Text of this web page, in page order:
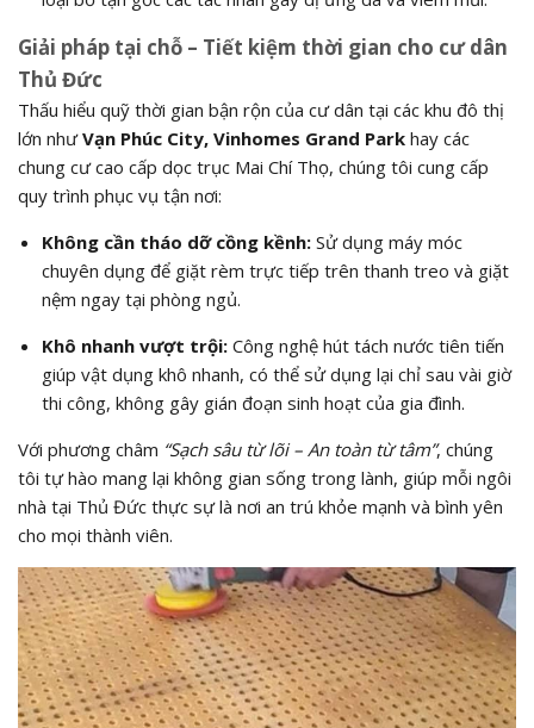
Giải pháp tại chỗ – Tiết kiệm thời gian cho cư dân
Thủ Đức
Thấu hiểu quỹ thời gian bận rộn của cư dân tại các khu đô thị
lớn nhưVạn Phúc City, Vinhomes Grand Park hay các
chung cư cao cấp dọc trục Mai Chí Thọ, chúng tôi cung cấp
quy trình phục vụ tận nơi:
Không cần tháo dỡ cồng kềnh:Sử dụng máy móc
chuyên dụng để giặt rèm trực tiếp trên thanh treo và giặt
nệm ngay tại phòng ngủ.
Khô nhanh vượt trội:Công nghệ hút tách nước tiên tiến
giúp vật dụng khô nhanh, có thể sử dụng lại chỉ sau vài giờ
thi công, không gây gián đoạn sinh hoạt của gia đình.
Với phương châm “Sạch sâu từ lõi – An toàn từ tâm”, chúng
tôi tự hào mang lại không gian sống trong lành, giúp mỗi ngôi
nhà tại Thủ Đức thực sự là nơi an trú khỏe mạnh và bình yên
cho mọi thành viên.